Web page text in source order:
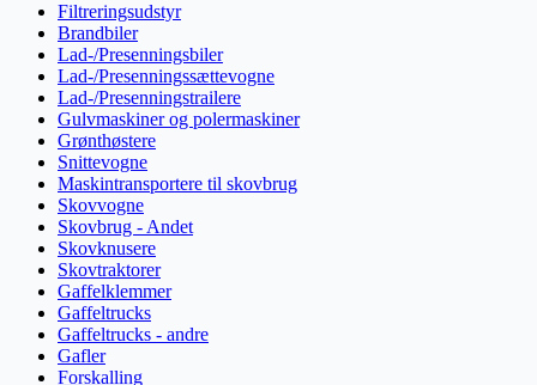
Filtreringsudstyr
Brandbiler
Lad-/Presenningsbiler
Lad-/Presenningssættevogne
Lad-/Presenningstrailere
Gulvmaskiner og polermaskiner
Grønthøstere
Snittevogne
Maskintransportere til skovbrug
Skovvogne
Skovbrug - Andet
Skovknusere
Skovtraktorer
Gaffelklemmer
Gaffeltrucks
Gaffeltrucks - andre
Gafler
Forskalling